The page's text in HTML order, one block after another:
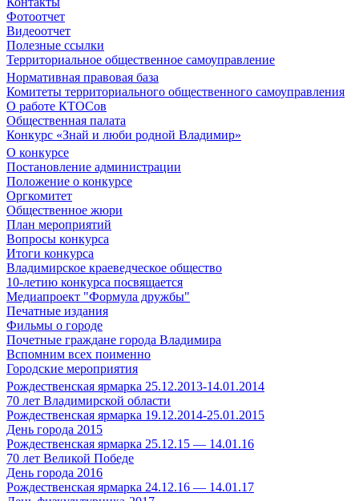
Фотоотчет
Видеоотчет
Полезные ссылки
Территориальное общественное самоуправление
Нормативная правовая база
Комитеты территориального общественного самоуправления
О работе КТОСов
Общественная палата
Конкурс «Знай и люби родной Владимир»
О конкурсе
Постановление администрации
Положение о конкурсе
Оргкомитет
Общественное жюри
План мероприятий
Вопросы конкурса
Итоги конкурса
Владимирское краеведческое общество
10-летию конкурса посвящается
Медиапроект "Формула дружбы"
Печатные издания
Фильмы о городе
Почетные граждане города Владимира
Вспомним всех поименно
Городские мероприятия
Рождественская ярмарка 25.12.2013-14.01.2014
70 лет Владимирской области
Рождественская ярмарка 19.12.2014-25.01.2015
День города 2015
Рождественская ярмарка 25.12.15 — 14.01.16
70 лет Великой Победе
День города 2016
Рождественская ярмарка 24.12.16 — 14.01.17